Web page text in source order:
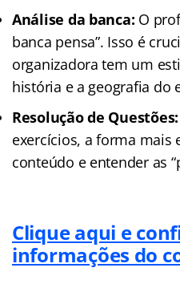
Análise da banca: O
banca pensa”. Isso é
organizadora tem um
história e a geografia do
Resolução de Questões:
exercícios, a forma mais
conteúdo e entender as
Clique aqui e
informações do